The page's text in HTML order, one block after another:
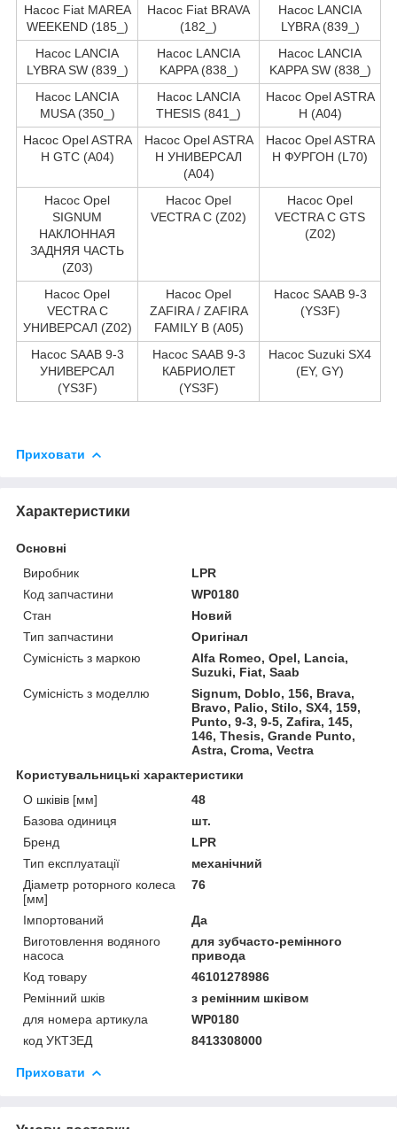
Насос Fiat MAREA
WEEKEND (185_)
Насос Fiat BRAVA
(182_)
Насос LANCIA
LYBRA (839_)
Насос LANCIA
LYBRA SW (839_)
Насос LANCIA
KAPPA (838_)
Насос LANCIA
KAPPA SW (838_)
Насос LANCIA
MUSA (350_)
Насос LANCIA
THESIS (841_)
Насос Opel ASTRA
H (A04)
Насос Opel ASTRA
H GTC (A04)
Насос Opel ASTRA
H УНИВЕРСАЛ
(A04)
Насос Opel ASTRA
H ФУРГОН (L70)
Насос Opel
SIGNUM
НАКЛОННАЯ
ЗАДНЯЯ ЧАСТЬ
(Z03)
Насос Opel
VECTRA C (Z02)
Насос Opel
VECTRA C GTS
(Z02)
Насос Opel
VECTRA C
УНИВЕРСАЛ (Z02)
Насос Opel
ZAFIRA / ZAFIRA
FAMILY B (A05)
Насос SAAB 9-3
(YS3F)
Насос SAAB 9-3
УНИВЕРСАЛ
(YS3F)
Насос SAAB 9-3
КАБРИОЛЕТ
(YS3F)
Насос Suzuki SX4
(EY, GY)
Приховати
Характеристики
Основні
Виробник
LPR
Код запчастини
WP0180
Стан
Новий
Тип запчастини
Оригінал
Сумісність з маркою
Alfa Romeo, Opel, Lancia,
Suzuki, Fiat, Saab
Сумісність з моделлю
Signum, Doblo, 156, Brava,
Bravo, Palio, Stilo, SX4, 159,
Punto, 9-3, 9-5, Zafira, 145,
146, Thesis, Grande Punto,
Astra, Croma, Vectra
Користувальницькі характеристики
O шківів [мм]
48
Базова одиниця
шт.
Бренд
LPR
Тип експлуатації
механічний
Діаметр роторного колеса
[мм]
76
Імпортований
Да
Виготовлення водяного
насоса
для зубчасто-ремінного
привода
Код товару
46101278986
Ремінний шків
з ремінним шківом
для номера артикула
WP0180
код УКТЗЕД
8413308000
Приховати